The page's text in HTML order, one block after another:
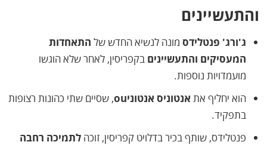
והתעשיינים
ג'ורג' פנטלידס מונה לנשיא החדש של התאחדות
המעסיקים והתעשיינים בקפריסין, לאחר שלא הוגשו
מועמדויות נוספות.
הוא יחליף את אנטוניס אנטוניou
, שסיים שתי כהונות רצופות
בתפקיד.
פנטלידס, שותף בכיר בדלויט קפריסין, זוכהלתמיכה רחבה